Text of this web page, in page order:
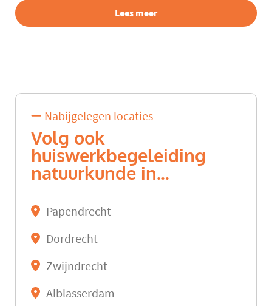
Lees meer
Nabijgelegen locaties
Volg ook
huiswerkbegeleiding
natuurkunde in...
Papendrecht
Dordrecht
Zwijndrecht
Alblasserdam